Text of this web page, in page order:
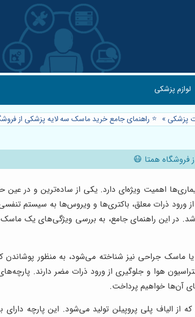
لوازم پزشکی
پزشکی » ⭐️ راهنمای جامع خرید ماسک سه لایه پزشکی از
فروشگاه همتا 😷
اهمیت ویژه‌ای دارد. یکی از ساده‌ترین و در
ذرات معلق، باکتری‌ها و ویروس‌ها به سیستم
در این راهنمای جامع، به بررسی ویژگی‌های یک
ماسک جراحی نیز شناخته می‌شود، به منظور
هوا و جلوگیری از ورود ذرات مضر دارند. پارچه‌های
آن‌ها خواهیم پرداخت.
که از الیاف پلی پروپیلن تولید می‌شود. این پارچه